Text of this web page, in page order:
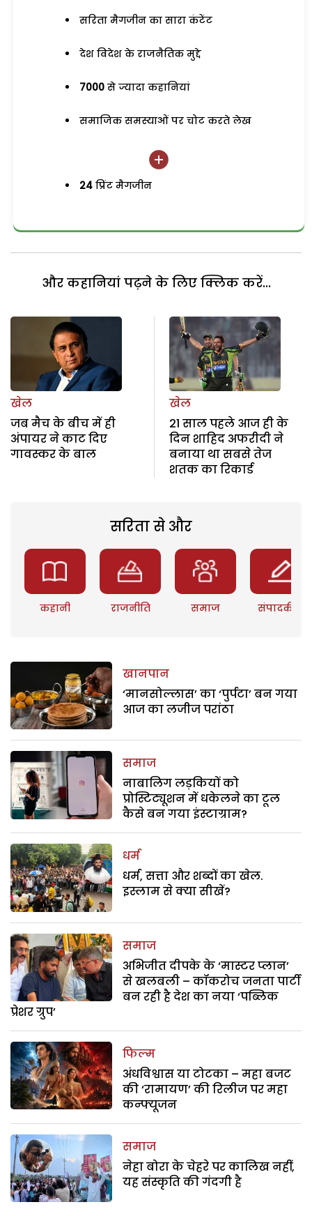
सरिता मैगजीन का सारा कंटेंट
देश विदेश के राजनैतिक मुद्दे
7000 से ज्यादा कहानियां
समाजिक समस्याओं पर चोट करते लेख
24 प्रिंट मैगजीन
और कहानियां पढ़ने के लिए क्लिक करें...
खेल
जब मैच के बीच में ही
अंपायर ने काट दिए
गावस्कर के बाल
खेल
21 साल पहले आज ही के
दिन शाहिद अफरीदी ने
बनाया था सबसे तेज
शतक का रिकार्ड
सरिता से और
कहानी राजनीति समाज संपादकीय
खानपान
‘मानसोल्लास’ का ‘पुर्पटा’ बन गया
आज का लजीज परांठा
समाज
नाबालिग लड़कियों को
प्रोस्टिट्यूशन में धकेलने का टूल
कैसे बन गया इंस्टाग्राम?
धर्म
धर्म, सत्ता और शब्दों का खेल.
इस्लाम से क्या सीखें?
समाज
अभिजीत दीपके के ‘मास्टर प्लान’
से खलबली – कॉकरोच जनता पार्टी
बन रही है देश का नया ‘पब्लिक
प्रेशर ग्रुप’
फिल्म
अंधविश्वास या टोटका – महा बजट
की ‘रामायण’ की रिलीज पर महा
कन्फ्यूजन
समाज
नेहा बोरा के चेहरे पर कालिख नहीं,
यह संस्कृति की गंदगी है